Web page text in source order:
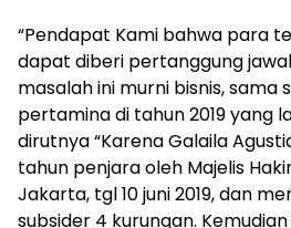
“Pendapat Kami bahwa para
dapat diberi pertanggung
masalah ini murni bisnis, sama
pertamina di tahun 2019 yang
dirutnya “Karena Galaila
tahun penjara oleh Majelis
Jakarta, tgl 10 juni 2019, dan
subsider 4 kurungan.